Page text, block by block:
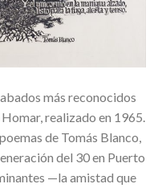
más reconocidos
realizado en 1965.
de Tomás Blanco,
del 30 en Puerto
—la amistad que